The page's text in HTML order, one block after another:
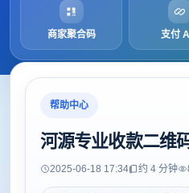
商家聚合码 支付
帮助中心
河源专业收款二维
2025-06-18 17:34 约 4 分钟